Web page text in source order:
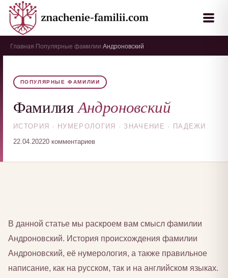
Главная Популярные фамилии Андроновский
ПОПУЛЯРНЫЕ ФАМИЛИИ
ФамилияАндроновский
ИСТОРИЯ · НУМЕРОЛОГИЯ · ЗНАЧЕНИЕ · ПАДЕЖИ
22.04.20220 комментариев
В данной статье мы раскроем вам смысл фамилии
Андроновский. История происхождения фамилии
Андроновский, её нумерология, а также правильное
написание, как на русском, так и на английском языках.